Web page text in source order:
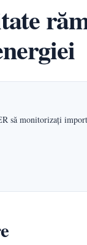
să monitorizați